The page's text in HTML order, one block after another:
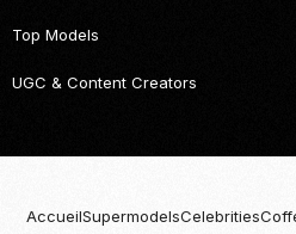
Top Models
UGC & Content Creators
AccueilSupermodelsCelebrities